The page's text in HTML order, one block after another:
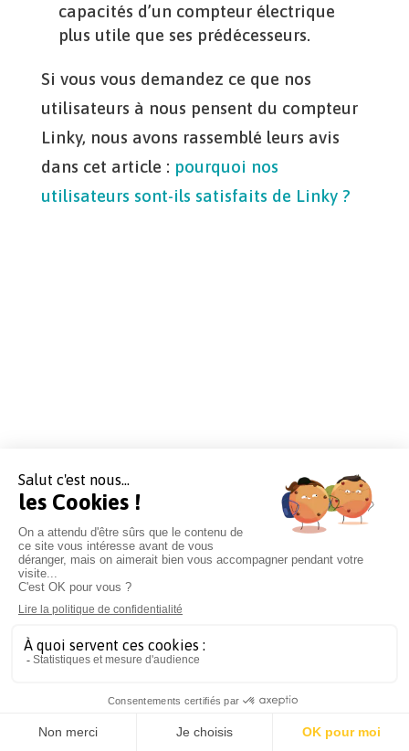
capacités d’un compteur électrique
plus utile que ses prédécesseurs.
Si vous vous demandez ce que nos
utilisateurs à nous pensent du compteur
Linky, nous avons rassemblé leurs avis
dans cet article : pourquoi nos
utilisateurs sont-ils satisfaits de Linky ?
Sur le même sujet :
Compteur Linky : le refus est-
il possible ?